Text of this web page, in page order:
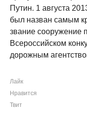
Путин. 1 августа
был назван самым
звание сооружение
Всероссийском
дорожным
Лайк
Нравится
Твит